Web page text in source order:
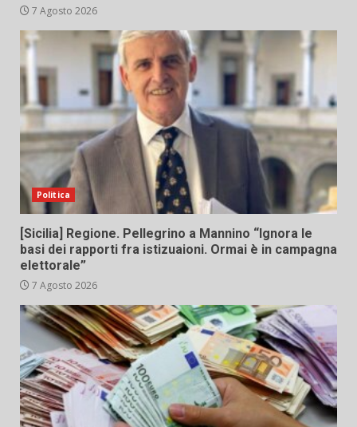
7 Agosto 2026
Politica
[Sicilia] Regione. Pellegrino a Mannino “Ignora le
basi dei rapporti fra istizuaioni. Ormai è in campagna
elettorale”
7 Agosto 2026